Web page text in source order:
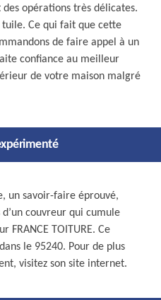
opérations très délicates.
Ce qui fait que cette
de faire appel à un
confiance au meilleur
de votre maison malgré
un savoir-faire éprouvé,
couvreur qui cumule
TOITURE. Ce
le 95240. Pour de plus
visitez son site internet.